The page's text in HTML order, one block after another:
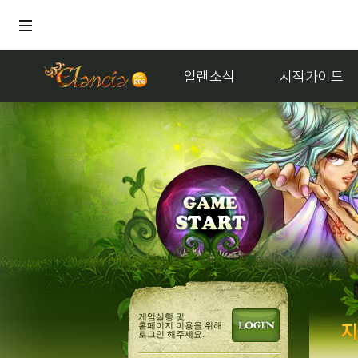
일랜소식 시작가이드
게임실행 및
홈페이지 이용을 위해
로그인 해주세요.